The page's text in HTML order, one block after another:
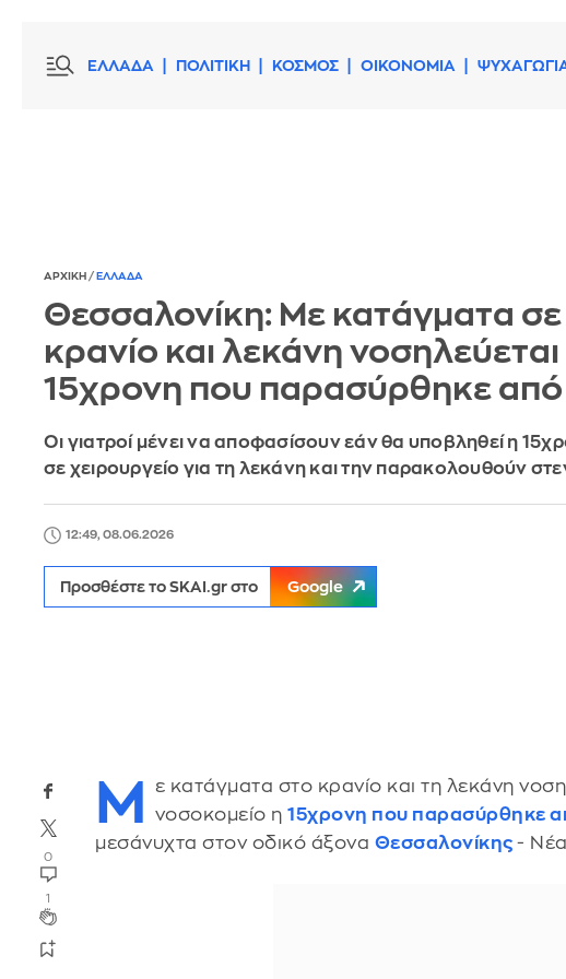
ΕΛΛΑΔΑ ΠΟΛΙΤΙΚΗ ΚΟΣΜΟΣ ΟΙΚΟΝΟΜΙΑ
ΑΡΧΙΚΗ / ΕΛΛΑΔΑ
Θεσσαλονίκη: Με κατάγματα σε
κρανίο και λεκάνη νοσηλεύεται
15χρονη που παρασύρθηκε από
Οι γιατροί μένει να αποφασίσουν εάν θα υποβληθεί η
σε χειρουργείο για τη λεκάνη και την παρακολουθούν
12:49, 08.06.2026
Προσθέστε το SKAI.gr στο Google
0
1
Μ
ε κατάγματα στο κρανίο και τη λεκάνη
νοσοκομείο η15χρονη που παρασύρθηκε
μεσάνυχτα στον οδικό άξονα Θεσσαλονίκης-